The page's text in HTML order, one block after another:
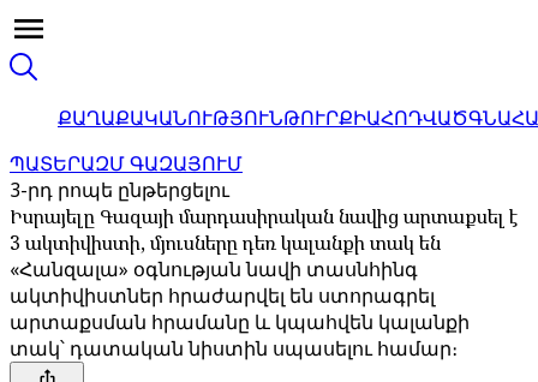
ՔԱՂԱՔԱԿԱՆՈՒԹՅՈՒՆԹՈՒՐՔԻԱՀՈԴՎԱԾ
ՊԱՏԵՐԱԶՄ ԳԱԶԱՅՈՒՄ
3-րդ րոպե ընթերցելու
Իսրայելը Գազայի մարդասիրական նավից արտաքսել է
3 ակտիվիստի, մյուսները դեռ կալանքի տակ են
«Հանզալա» օգնության նավի տասնհինգ
ակտիվիստներ հրաժարվել են ստորագրել
արտաքսման հրամանը և կպահվեն կալանքի
տակ՝ դատական ​​նիստին սպասելու համար։